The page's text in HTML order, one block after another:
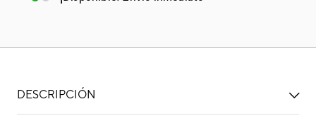
DESCRIPCIÓN